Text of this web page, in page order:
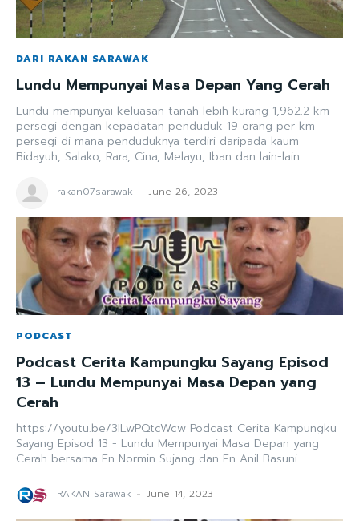
DARI RAKAN SARAWAK
Lundu Mempunyai Masa Depan Yang Cerah
Lundu mempunyai keluasan tanah lebih kurang 1,962.2 km
persegi dengan kepadatan penduduk 19 orang per km
persegi di mana penduduknya terdiri daripada kaum
Bidayuh, Salako, Rara, Cina, Melayu, Iban dan lain-lain.
rakan07sarawak - June 26, 2023
PODCAST
Podcast Cerita Kampungku Sayang Episod
13 – Lundu Mempunyai Masa Depan yang
Cerah
https://youtu.be/3ILwPQtcWcw Podcast Cerita Kampungku
Sayang Episod 13 - Lundu Mempunyai Masa Depan yang
Cerah bersama En Normin Sujang dan En Anil Basuni.
RAKAN Sarawak - June 14, 2023